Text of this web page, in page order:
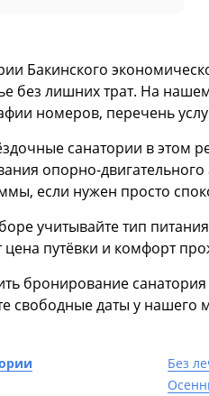
Бакинского
без лишних трат. На
номеров, перечень
санатории в этом
опорно-
если нужен просто
учитывайте тип
цена путёвки и комфорт
бронирование
свободные даты у
Без